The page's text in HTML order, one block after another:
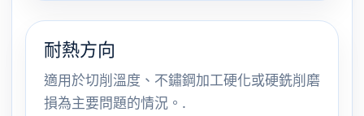
耐熱方向
適用於切削溫度、不鏽鋼加工硬化或硬銑削磨
損為主要問題的情況。.